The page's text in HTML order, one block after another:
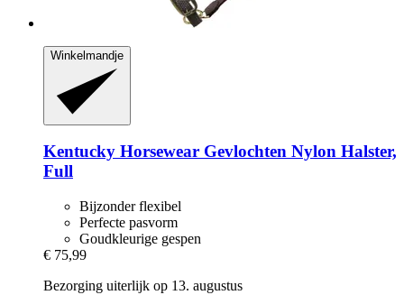
Winkelmandje
Kentucky Horsewear Gevlochten Nylon Halster,
Full
Bijzonder flexibel
Perfecte pasvorm
Goudkleurige gespen
€ 75,99
Bezorging uiterlijk op 13. augustus